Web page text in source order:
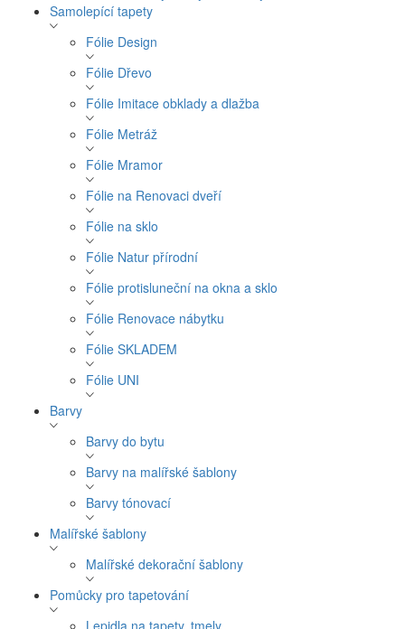
Samolepící tapety
Fólie Design
Fólie Dřevo
Fólie Imitace obklady a dlažba
Fólie Metráž
Fólie Mramor
Fólie na Renovaci dveří
Fólie na sklo
Fólie Natur přírodní
Fólie protisluneční na okna a sklo
Fólie Renovace nábytku
Fólie SKLADEM
Fólie UNI
Barvy
Barvy do bytu
Barvy na malířské šablony
Barvy tónovací
Malířské šablony
Malířské dekorační šablony
Pomůcky pro tapetování
Lepidla na tapety, tmely